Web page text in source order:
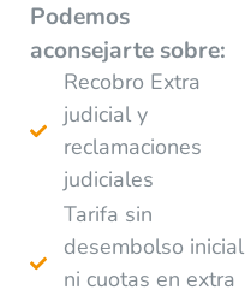
Podemos
aconsejarte sobre:
Recobro Extra
judicial y
reclamaciones
judiciales
Tarifa sin
desembolso inicial
ni cuotas en extra